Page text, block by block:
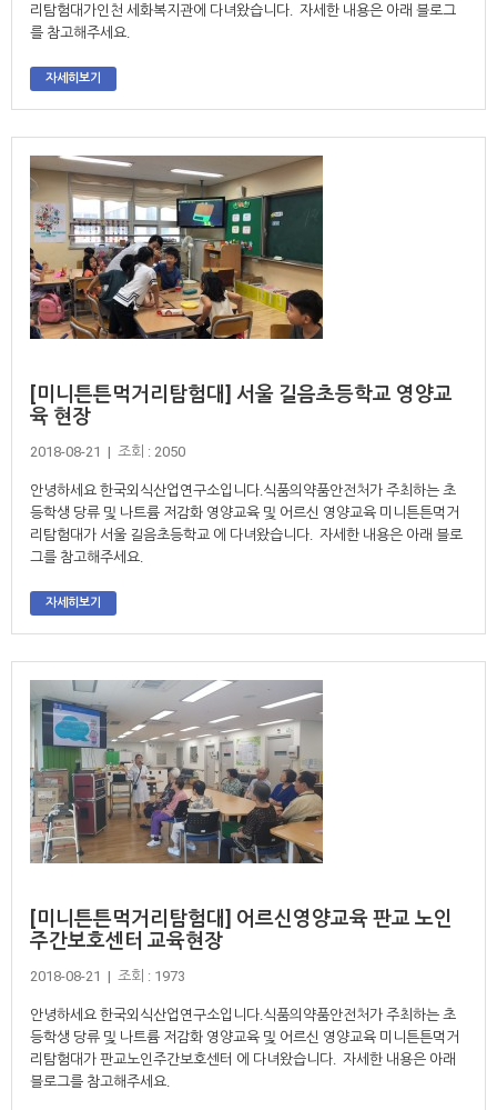
리탐험대가인천 세화복지관에 다녀왔습니다. 자세한 내용은 아래 블로그
를 참고해주세요.
자세히보기
[미니튼튼먹거리탐험대] 서울 길음초등학교 영양교
육 현장
2018-08-21 | 조회 : 2050
안녕하세요 한국외식산업연구소입니다.식품의약품안전처가 주최하는 초
등학생 당류 및 나트륨 저감화 영양교육 및 어르신 영양교육 미니튼튼먹거
리탐험대가 서울 길음초등학교 에 다녀왔습니다. 자세한 내용은 아래 블로
그를 참고해주세요.
자세히보기
[미니튼튼먹거리탐험대] 어르신영양교육 판교 노인
주간보호센터 교육현장
2018-08-21 | 조회 : 1973
안녕하세요 한국외식산업연구소입니다.식품의약품안전처가 주최하는 초
등학생 당류 및 나트륨 저감화 영양교육 및 어르신 영양교육 미니튼튼먹거
리탐험대가 판교노인주간보호센터 에 다녀왔습니다. 자세한 내용은 아래
블로그를 참고해주세요.